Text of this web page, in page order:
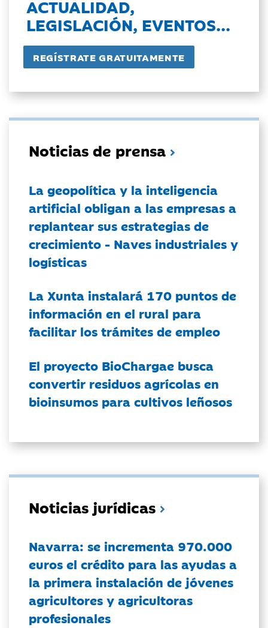
ACTUALIDAD,
LEGISLACIÓN, EVENTOS...
Noticias de prensa
La geopolítica y la inteligencia
artificial obligan a las empresas a
replantear sus estrategias de
crecimiento - Naves industriales y
logísticas
La Xunta instalará 170 puntos de
información en el rural para
facilitar los trámites de empleo
El proyecto BioChargae busca
convertir residuos agrícolas en
bioinsumos para cultivos leñosos
Noticias jurídicas
Navarra: se incrementa 970.000
euros el crédito para las ayudas a
la primera instalación de jóvenes
agricultores y agricultoras
profesionales